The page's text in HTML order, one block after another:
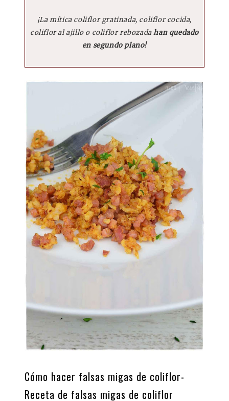
¡La mítica coliflor gratinada, coliflor cocida,
coliflor al ajillo o coliflor rebozadahan quedado
en segundo plano!
Cómo hacer falsas migas de coliflor-
Receta de falsas migas de coliflor